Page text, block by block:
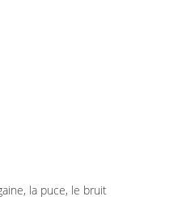
la puce, le bruit